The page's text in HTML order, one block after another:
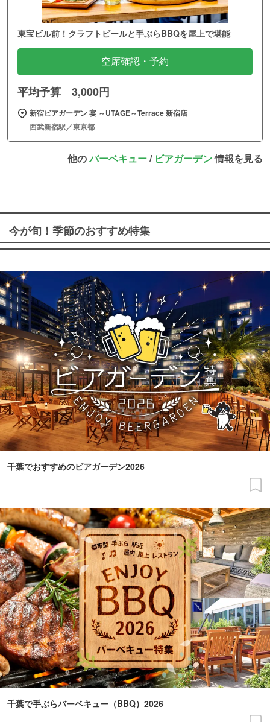
東宝ビル前！クラフトビールと手ぶらBBQを屋上で堪能
空席確認・予約
平均予算 3,000円
新宿ビアガーデン 宴 ～UTAGE～Terrace 新宿店
西武新宿駅／東京都
他のバーベキュー/ ビアガーデン情報を見る
今が旬！季節のおすすめ特集
千葉でおすすめのビアガーデン2026
千葉で手ぶらバーベキュー（BBQ）2026